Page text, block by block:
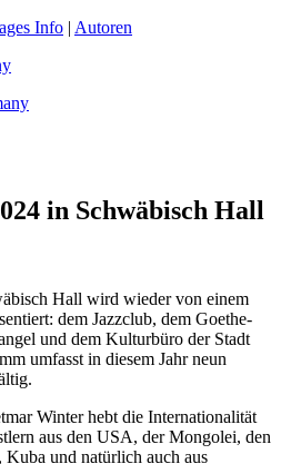
Info | Autoren
in Schwäbisch Hall
Hall wird wieder von einem
dem Jazzclub, dem Goethe-
und dem Kulturbüro der Stadt
umfasst in diesem Jahr neun
Winter hebt die Internationalität
aus den USA, der Mongolei, den
Kuba und natürlich auch aus